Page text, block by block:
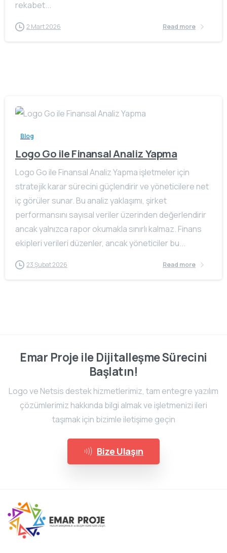
rekabet...
2 Mart 2026 Read more
Blog
Logo Go ile Finansal Analiz Yapma
Logo Go ile Finansal Analiz Yapma işletmeler için
stratejik karar sürecini güçlendirir ve yöneticilere net
iç görüler sunar. Bu analiz yaklaşımı, şirket
performansını sayısal veriler üzerinden değerlendirir
ancak yalnızca rapor okumakla sınırlı kalmaz. Finans
ekipleri verileri düzenler, ancak yöneticiler bu...
23 Şubat 2026 Read more
Emar Proje ile Dijitalleşme Sürecini
Başlatın!
Logo ve Netsis destek hizmetlerimiz, tam entegre yazılım
çözümlerimiz hakkında bilgi almak ve işletmenizi ileri
taşımak için bizimle iletişime geçin
Bize Ulaşın